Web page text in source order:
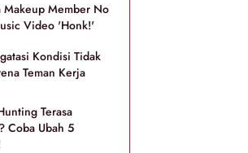
Makeup Member No
Video 'Honk!'
Kondisi Tidak
Teman Kerja
Terasa
Coba Ubah 5